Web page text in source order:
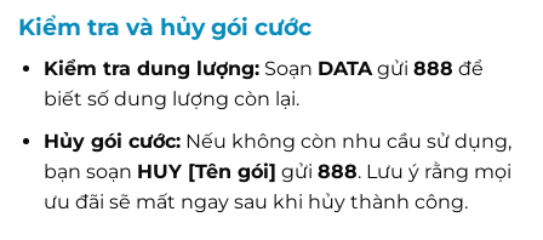
Kiểm tra và hủy gói cước
Kiểm tra dung lượng:Soạn DATAgửi 888 để
biết số dung lượng còn lại.
Hủy gói cước:Nếu không còn nhu cầu sử dụng,
bạn soạn HUY [Tên gói] gửi 888. Lưu ý rằng mọi
ưu đãi sẽ mất ngay sau khi hủy thành công.